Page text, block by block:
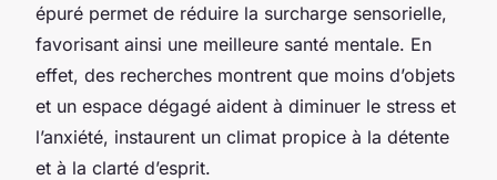
épuré permet de réduire la surcharge sensorielle,
favorisant ainsi une meilleure santé mentale. En
effet, des recherches montrent que moins d’objets
et un espace dégagé aident à diminuer le stress et
l’anxiété, instaurent un climat propice à la détente
et à la clarté d’esprit.